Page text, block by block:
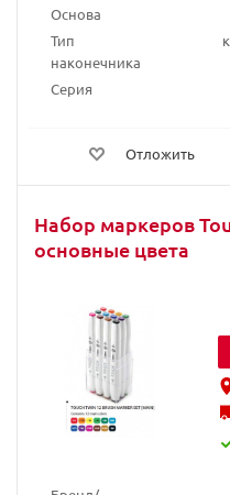
Основа
Тип
наконечника
Серия
Отложить
Набор маркеров
основные цвета